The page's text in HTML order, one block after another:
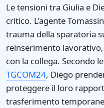
Le tensioni tra Giulia e
critico. L’agente
trauma della sparatoria
reinserimento
con la collega. Secondo
TGCOM24, Diego
proteggere il loro
trasferimento